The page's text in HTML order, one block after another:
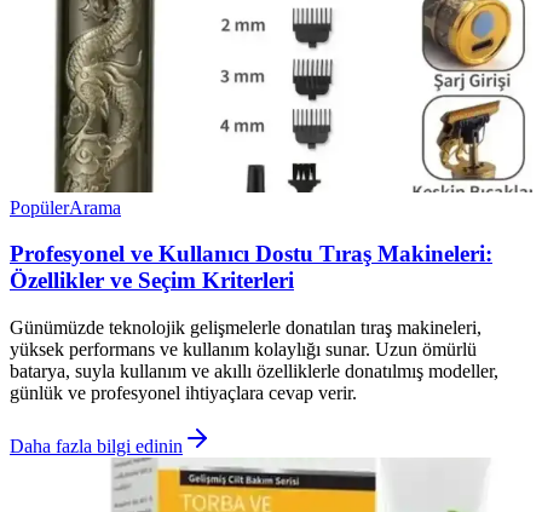
PopülerArama
Profesyonel ve Kullanıcı Dostu Tıraş Makineleri:
Özellikler ve Seçim Kriterleri
Günümüzde teknolojik gelişmelerle donatılan tıraş makineleri,
yüksek performans ve kullanım kolaylığı sunar. Uzun ömürlü
batarya, suyla kullanım ve akıllı özelliklerle donatılmış modeller,
günlük ve profesyonel ihtiyaçlara cevap verir.
Daha fazla bilgi edinin